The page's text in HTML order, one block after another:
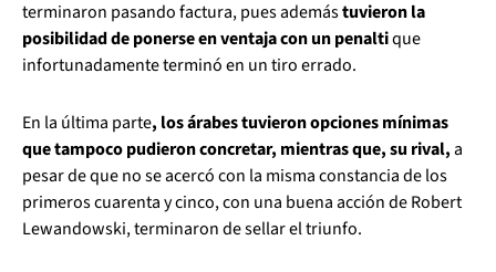
terminaron pasando factura, pues ademástuvieron la
posibilidad de ponerse en ventaja con un penaltique
infortunadamente terminó en un tiro errado.
En la última parte, los árabes tuvieron opciones mínimas
que tampoco pudieron concretar, mientras que, su rival,a
pesar de que no se acercó con la misma constancia de los
primeros cuarenta y cinco, con una buena acción de Robert
Lewandowski, terminaron de sellar el triunfo.